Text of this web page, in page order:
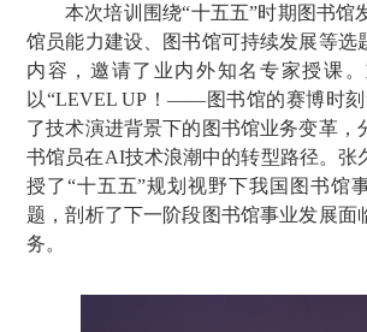
本次培训围绕“十五五”时期图书馆
馆员能力建设、图书馆可持续发展等选
内容，邀请了业内外知名专家授课。
以“LEVEL UP！——图书馆的赛博时刻
了技术演进背景下的图书馆业务变革，
书馆员在AI技术浪潮中的转型路径。张
授了“十五五”规划视野下我国图书馆
题，剖析了下一阶段图书馆事业发展面
务。